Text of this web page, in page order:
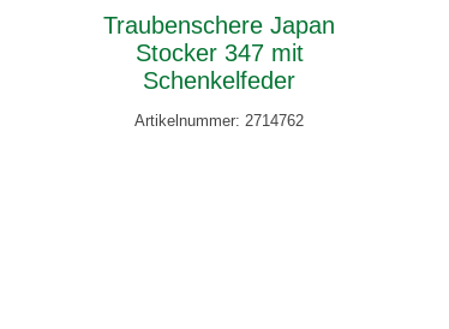
Traubenschere Japan
Stocker 347 mit
Schenkelfeder
Artikelnummer: 2714762